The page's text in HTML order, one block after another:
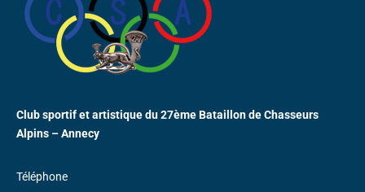
Club sportif et artistique du 27ème Bataillon de Chasseurs
Alpins – Annecy
Téléphone